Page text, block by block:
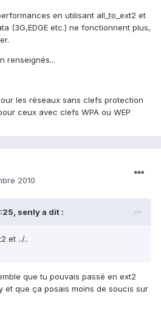
en utilisant all_to_ext2 et
(3G,EDGE etc.) ne fonctionnent plus,
renseignés...
les réseaux sans clefs protection
ceux avec clefs WPA ou WEP
2010
senly a dit :
et ../..
que tu pouvais passé en ext2
et que ça posais moins de soucis sur